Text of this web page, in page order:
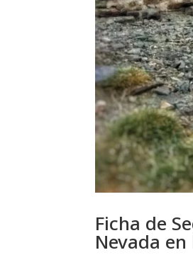
Ficha de
Nevada